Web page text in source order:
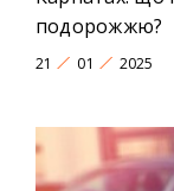
подорожжю?
21 01 2025